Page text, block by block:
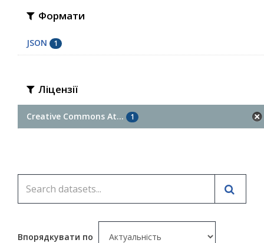
Формати
JSON 1
Ліцензії
Creative Commons At... 1
Впорядкувати по